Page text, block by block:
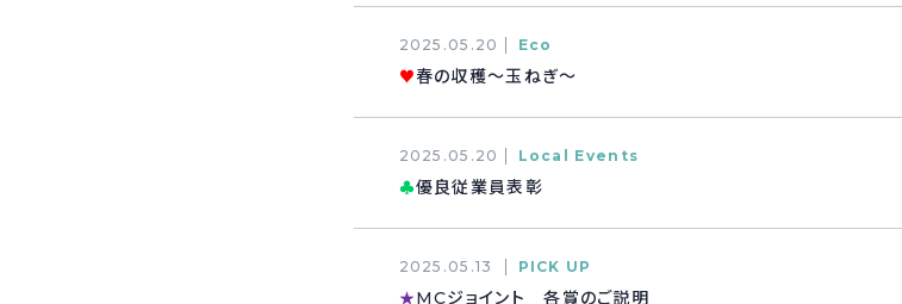
2025.05.20 Eco
♥春の収穫～玉ねぎ～
2025.05.20 Local Events
♣優良従業員表彰
2025.05.13 PICK UP
★MCジョイント 各賞のご説明